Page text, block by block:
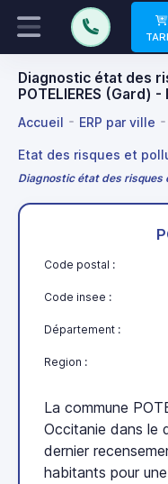
Diagnostic état des
POTELIERES (Gard) -
Accueil ERP par ville
Etat des risques et
Diagnostic état des risques
Code postal :
Code insee :
Département :
Region :
La commune
Occitanie dans le
dernier
habitants pour